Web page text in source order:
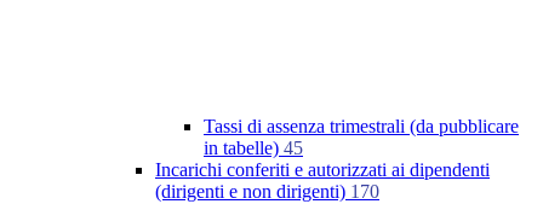
Tassi di assenza trimestrali (da pubblicare
in tabelle) 45
Incarichi conferiti e autorizzati ai dipendenti
(dirigenti e non dirigenti) 170